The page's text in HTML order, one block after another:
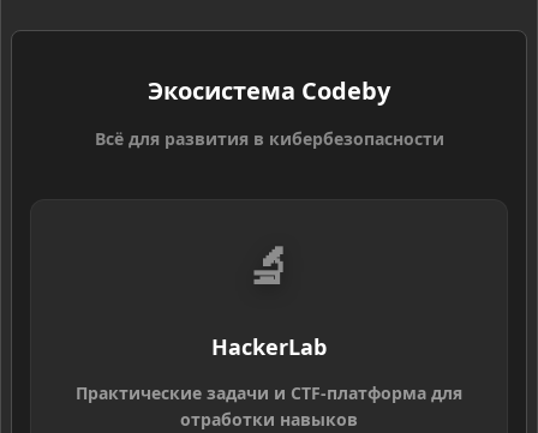
Экосистема Codeby
Всё для развития в кибербезопасности
🔬
HackerLab
Практические задачи и CTF-платформа для
отработки навыков